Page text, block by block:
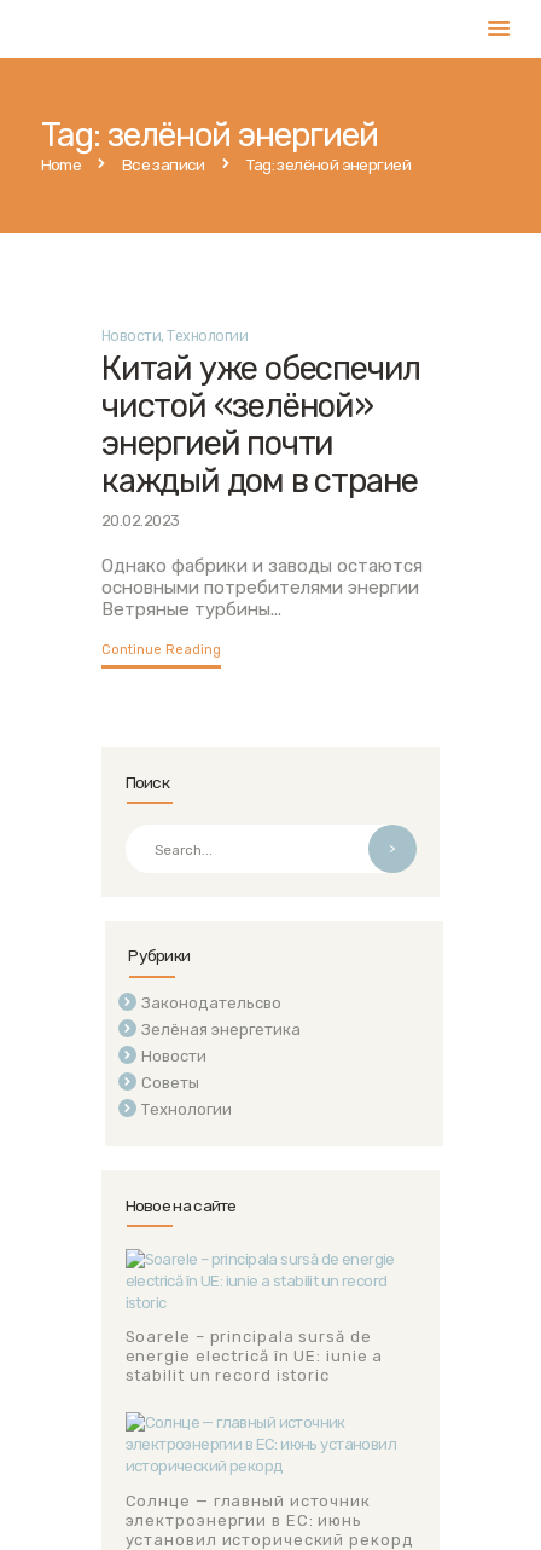
Tag: зелёной энергией
Home Все записи Tag: зелёной энергией
Главная
Магазин
Русский
Новости,Технологии
Китай уже обеспечил
чистой «зелёной»
энергией почти
каждый дом в стране
20.02.2023
Однако фабрики и заводы остаются
основными потребителями энергии
Ветряные турбины...
Continue Reading
Поиск
>
Рубрики
Законодательсво
Зелёная энергетика
Новости
Советы
Технологии
Новое на сайте
Soarele – principala sursă de
energie electrică în UE: iunie a
stabilit un record istoric
Солнце — главный источник
электроэнергии в ЕС: июнь
установил исторический рекорд